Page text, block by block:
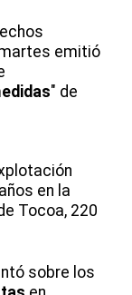
emitió
" de
en la
Tocoa, 220
sobre los